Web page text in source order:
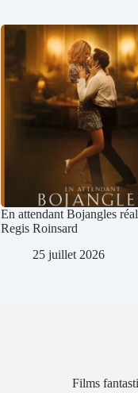
En attendant Bojangles
Regis Roinsard
25 juillet 2026
Films